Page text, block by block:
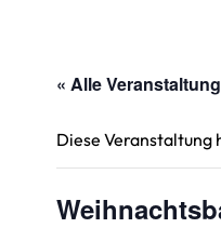
« Alle
Diese